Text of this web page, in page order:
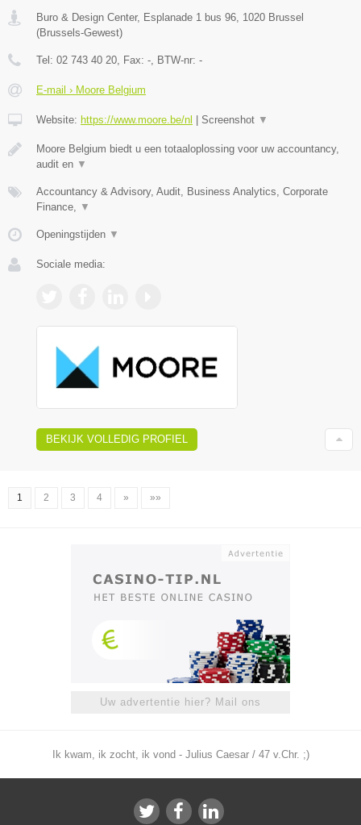
Buro & Design Center, Esplanade 1 bus 96 1020 Brussel
(Brussels-Gewest)
Tel: 02 743 40 20 , Fax: - , BTW-nr: -
E-mail › Moore Belgium
Website: https://www.moore.be/nl | Screenshot ▼
Moore Belgium biedt u een totaaloplossing voor uw accountancy,
audit en ▼
Accountancy & Advisory, Audit, Business Analytics, Corporate
Finance,
▼
Openingstijden ▼
Sociale media:
BEKIJK VOLLEDIG PROFIEL
1 2 3 4 » »»
Uw advertentie hier? Mail ons
Ik kwam, ik zocht, ik vond - Julius Caesar / 47 v.Chr. ;)